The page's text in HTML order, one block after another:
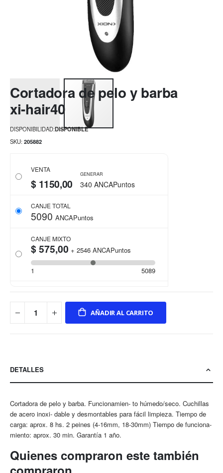
al
comienzo
de
galería
de
Cortadora de pelo y barba
xi-hair40
DISPONIBILIDAD:DISPONIBLE
SKU 205882
VENTA
$ 1150,00
GENERAR
340 ANCAPuntos
CANJE TOTAL
5090ANCAPuntos
CANJE MIXTO
$ 575,00 +2546 ANCAPuntos
1 5089
AÑADIR AL CARRITO
DETALLES
Cortadora de pelo y barba. Funcionamien- to húmedo/seco. Cuchillas
de acero inoxi- dable y desmontables para fácil limpieza. Tiempo de
carga: aprox. 8 hs. 2 peines (4-16mm, 18-30mm) Tiempo de funciona-
miento: aprox. 30 min. Garantía 1 año.
Quienes compraron este también